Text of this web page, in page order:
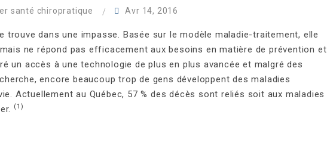
santé chiropratique Avr 14, 2016
trouve dans une impasse. Basée sur le modèle maladie-traitement, elle
ne répond pas efficacement aux besoins en matière de prévention et
un accès à une technologie de plus en plus avancée et malgré des
encore beaucoup trop de gens développent des maladies
Actuellement au Québec, 57 % des décès sont reliés soit aux maladies
(1)